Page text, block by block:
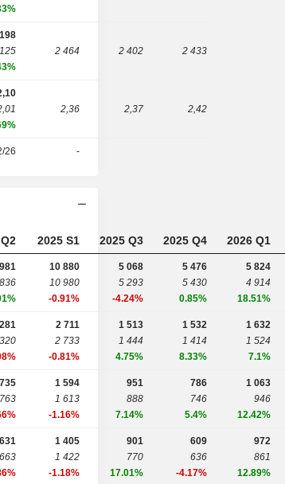
2 464 2 402 2 433
2,36 2,37 2,42
26 -
2025 S1 2025 Q3 2025 Q4 2026 Q1
10 880
10 980
-0.91%
5 068
5 293
-4.24%
5 476
5 430
0.85%
5 824
4 914
18.51%
2 711
2 733
-0.81%
1 513
1 444
4.75%
1 532
1 414
8.33%
1 632
1 524
7.1%
735
763
1 594
1 613
-1.16%
951
888
7.14%
786
746
5.4%
1 063
946
12.42%
631
663
1 405
1 422
-1.18%
901
770
17.01%
609
636
-4.17%
972
861
12.89%